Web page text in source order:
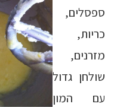
ספסלים,
כריות,
מזרנים,
שולחן גדול
עם המון